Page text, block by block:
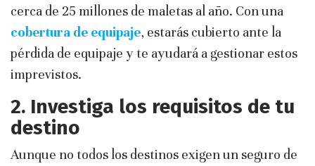
cerca de 25 millones de maletas al año. Con una
cobertura de equipaje, estarás cubierto ante la
pérdida de equipaje y te ayudará a gestionar estos
imprevistos.
2. Investiga los requisitos de tu
destino
Aunque no todos los destinos exigen un seguro de